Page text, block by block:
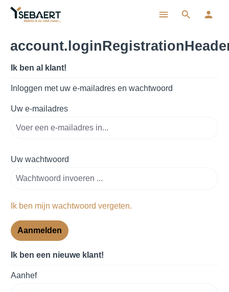
Ik ben al klant!
Inloggen met uw e-mailadres en wachtwoord
Uw e-mailadres
Uw wachtwoord
Ik ben mijn wachtwoord vergeten.
Aanmelden
Ik ben een nieuwe klant!
account.registerPersonalLegend
Aanhef